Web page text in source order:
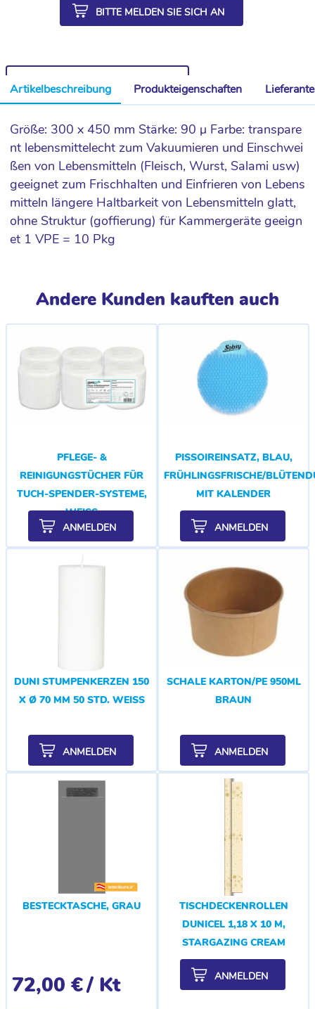
BITTE MELDEN SIE SICH AN
Artikelbeschreibung Produkteigenschaften
Größe: 300 x 450 mm Stärke: 90 µ Farbe: transpare
nt lebensmittelecht zum Vakuumieren und Einschwei
ßen von Lebensmitteln (Fleisch, Wurst, Salami usw)
geeignet zum Frischhalten und Einfrieren von Lebens
mitteln längere Haltbarkeit von Lebensmitteln glatt,
ohne Struktur (goffierung) für Kammergeräte geeign
et 1 VPE = 10 Pkg
Andere Kunden kauften auch
PFLEGE- &
REINIGUNGSTÜCHER FÜR
TUCH-SPENDER-SYSTEME,
WEISS
ANMELDEN
PISSOIREINSATZ, BLAU,
FRÜHLINGSFRISCHE/
MIT KALENDER
ANMELDEN
DUNI STUMPENKERZEN 150
X Ø 70 MM 50 STD. WEISS
ANMELDEN
SCHALE KARTON/PE 950ML
BRAUN
ANMELDEN
BESTECKTASCHE, GRAU
72,00 €/ Kt
TISCHDECKENROLLEN
DUNICEL 1,18 X 10 M,
STARGAZING CREAM
ANMELDEN